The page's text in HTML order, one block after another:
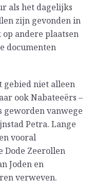
als het dagelijks
zijn gevonden in
andere plaatsen
documenten
gebied niet alleen
ook Nabateeërs –
geworden vanwege
Petra. Lange
vooral
Dode Zeerollen
Joden en
verweven.